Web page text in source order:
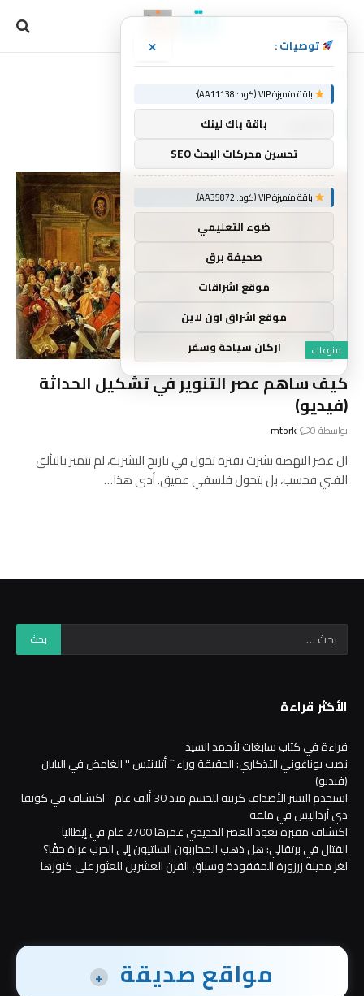
منوعات
كيف ساهم عصر التنوير في تشكيل الحداثة
(فيديو)
بواسطة mtork 0
ال عصر النهضة بشرت بفترة تحول في تاريخ البشرية، لم تتميز بالتألق
الفني فحسب، بل بتحول فلسفي عميق. أدى هذا…
الأكثر قراءة
قراءة في كتاب سابغات لأحمد السيد
نصب يوناغوني التذكاري: الحقيقة وراء `` أتلانتس '' الغامض في اليابان
(فيديو)
استخدم البشر الأصداف كزينة للجسم منذ 30 ألف عام - اكتشاف في كويفا
دي أرداليس في ملقة
اكتشاف مقبرة تعود للعصر الحديدي عمرها 2700 عام في إيطاليا
القتال في برتقالي: هل ذهب المحاربون السلتيون إلى الحرب عراة حقًا؟
لغز مدينة زرزورة المفقودة وسباق القرن العشرين للعثور على كنوزها
مواقع صديقة +
توصيات : ×
باقة متميزة VIP (كود: AA11138):
باقة باك لينك
تحسين محركات البحث SEO
باقة متميزة VIP (كود: AA35872):
ضوء التعليمي
صحيفة برق
موقع اشراقات
موقع اشراق اون لاين
اركان سياحة وسفر